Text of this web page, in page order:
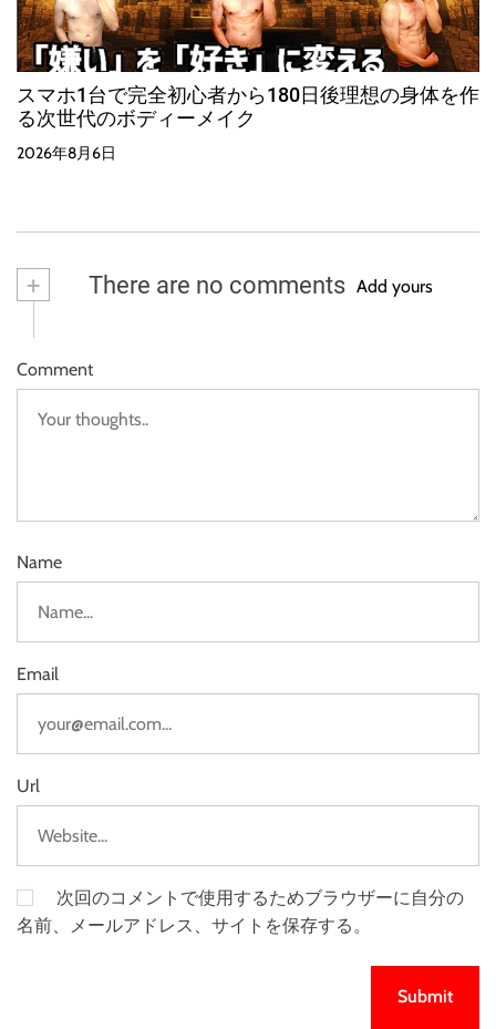
スマホ1台で完全初心者から180日後理想の身体を作
る次世代のボディーメイク
2026年8月6日
+ There are no comments Add yours
Comment
Name
Email
Url
次回のコメントで使用するためブラウザーに自分の
名前、メールアドレス、サイトを保存する。